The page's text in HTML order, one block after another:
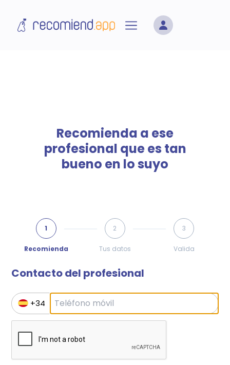
Recomienda a ese
profesional que es tan
bueno en lo suyo
1
Recomienda
2
Tus datos
3
Valida
Contacto del profesional
+34